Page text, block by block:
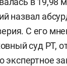
назвал
С его
суд РТ,
экспертное